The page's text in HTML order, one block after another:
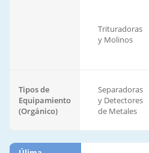
Trituradoras
y Molinos
Tipos de
Equipamiento
(Orgánico)
Separadoras
y Detectores
de Metales